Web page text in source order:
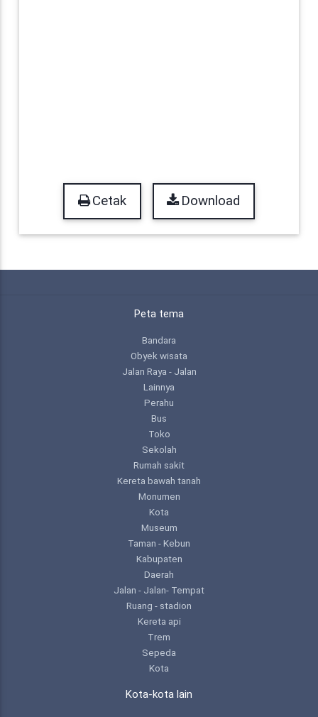
Cetak Download
Peta tema
Bandara
Obyek wisata
Jalan Raya - Jalan
Lainnya
Perahu
Bus
Toko
Sekolah
Rumah sakit
Kereta bawah tanah
Monumen
Kota
Museum
Taman - Kebun
Kabupaten
Daerah
Jalan - Jalan- Tempat
Ruang - stadion
Kereta api
Trem
Sepeda
Kota
Kota-kota lain